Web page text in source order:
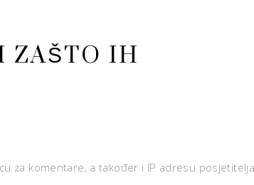
ZAŠTO IH
za komentare, a također i IP adresu